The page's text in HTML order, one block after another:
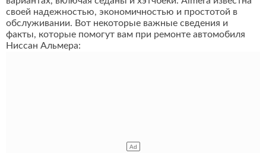
своей надежностью, экономичностью и простотой в
обслуживании. Вот некоторые важные сведения и
факты, которые помогут вам при ремонте автомобиля
Ниссан Альмера: